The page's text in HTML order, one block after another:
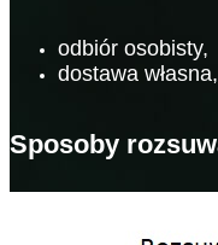
odbiór osobisty,
dostawa
Sposoby